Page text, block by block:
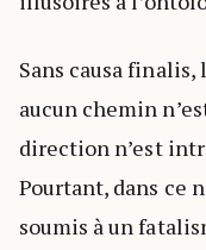
Sans causa
aucun chemin
direction n’est
Pourtant, dans ce
soumis à un